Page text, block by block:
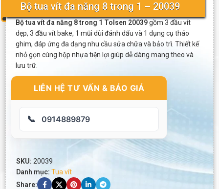
Bộ tua vít đa năng 8 trong 1 – 20039
Bộ tua vít đa năng 8 trong 1 Tolsen 20039gồm 3 đầu vít
dẹp, 3 đầu vít bake, 1 mũi dùi đánh dấu và 1 dụng cụ tháo
ghim, đáp ứng đa dạng nhu cầu sửa chữa và bảo trì. Thiết kế
nhỏ gọn cùng hộp nhựa tiện lợi giúp dễ dàng mang theo và
lưu trữ.
LIÊN HỆ TƯ VẤN & BÁO GIÁ
📞 0914889879
SKU: 20039
Danh mục: Tua vít
Share: